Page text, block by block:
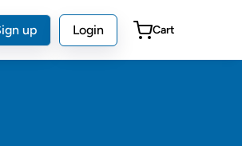
up Login Cart